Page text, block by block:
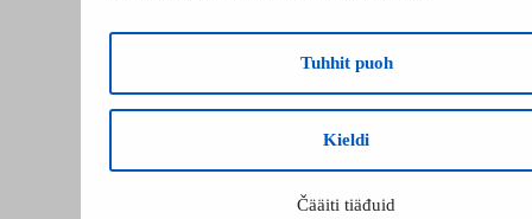
Tuhhit puoh
Kieldi
Čääiti tiäđuid